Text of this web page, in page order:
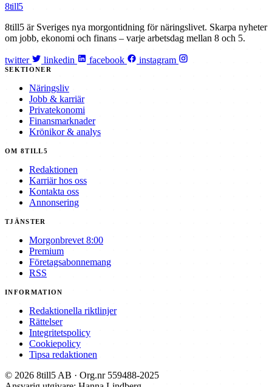
8till5
8till5 är Sveriges nya morgontidning för näringslivet. Skarpa nyheter
om jobb, ekonomi och finans – varje arbetsdag mellan 8 och 5.
twitter linkedin facebook instagram
SEKTIONER
Näringsliv
Jobb & karriär
Privatekonomi
Finansmarknader
Krönikor & analys
OM 8TILL5
Redaktionen
Karriär hos oss
Kontakta oss
Annonsering
TJÄNSTER
Morgonbrevet 8:00
Premium
Företagsabonnemang
RSS
INFORMATION
Redaktionella riktlinjer
Rättelser
Integritetspolicy
Cookiepolicy
Tipsa redaktionen
© 2026 8till5 AB · Org.nr 559488-2025